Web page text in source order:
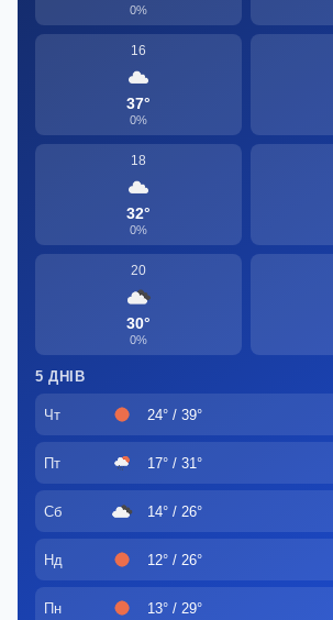
0%
16
37°
0%
18
32°
0%
20
30°
0%
5 ДНІВ
Чт 24° / 39°
Пт 17° / 31°
Сб 14° / 26°
Нд 12° / 26°
Пн 13° / 29°